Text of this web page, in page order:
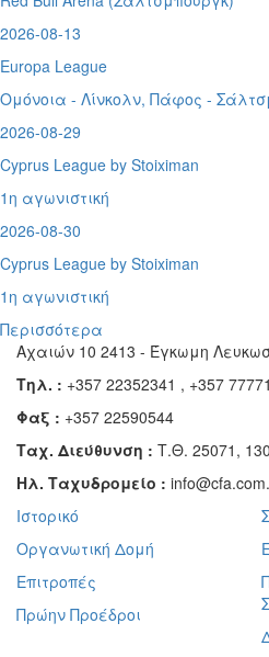
2026-08-13
Europa League
Ομόνοια - Λίνκολν, Πάφος -
2026-08-29
Cyprus League by Stoiximan
1η αγωνιστική
2026-08-30
Cyprus League by Stoiximan
1η αγωνιστική
Περισσότερα
Αχαιών 10 2413 - Έγκωμη
Τηλ. : +357 22352341 , +357
Φαξ : +357 22590544
Ταχ. Διεύθυνση : Τ.Θ. 25071,
Ηλ. Ταχυδρομείο :
Ιστορικό
Οργανωτική Δομή
Επιτροπές
Πρώην Προέδροι